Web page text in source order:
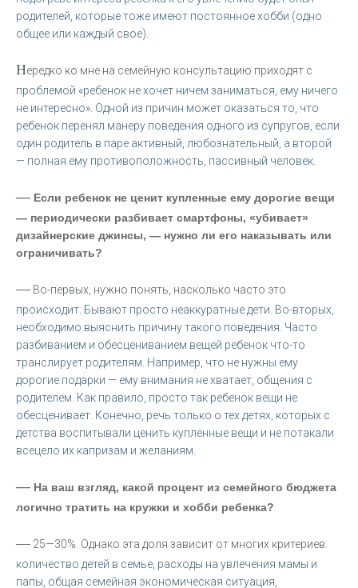
родителей, которые тоже имеют постоянное хобби (одно
общее или каждый свое).
Нередко ко мне на семейную консультацию приходят с
проблемой «ребенок не хочет ничем заниматься, ему ничего
не интересно». Одной из причин может оказаться то, что
ребенок перенял манеру поведения одного из супругов, если
один родитель в паре активный, любознательный, а второй
— полная ему противоположность, пассивный человек.
— Если ребенок не ценит купленные ему дорогие вещи
— периодически разбивает смартфоны, «убивает»
дизайнерские джинсы, — нужно ли его наказывать или
ограничивать?
— Во-первых, нужно понять, насколько часто это
происходит. Бывают просто неаккуратные дети. Во-вторых,
необходимо выяснить причину такого поведения. Часто
разбиванием и обесцениванием вещей ребенок что-то
транслирует родителям. Например, что не нужны ему
дорогие подарки — ему внимания не хватает, общения с
родителем. Как правило, просто так ребенок вещи не
обесценивает. Конечно, речь только о тех детях, которых с
детства воспитывали ценить купленные вещи и не потакали
всецело их капризам и желаниям.
— На ваш взгляд, какой процент из семейного бюджета
логично тратить на кружки и хобби ребенка?
— 25—30%. Однако эта доля зависит от многих критериев:
количество детей в семье, расходы на увлечения мамы и
папы, общая семейная экономическая ситуация,